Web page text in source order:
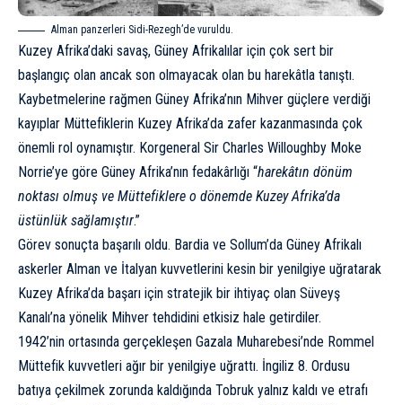
Alman panzerleri Sidi-Rezegh’de vuruldu.
Kuzey Afrika’daki savaş, Güney Afrikalılar için çok sert bir
başlangıç olan ancak son olmayacak olan bu harekâtla tanıştı.
Kaybetmelerine rağmen Güney Afrika’nın Mihver güçlere verdiği
kayıplar Müttefiklerin Kuzey Afrika’da zafer kazanmasında çok
önemli rol oynamıştır. Korgeneral Sir Charles Willoughby Moke
Norrie’ye göre Güney Afrika’nın fedakârlığı “harekâtın dönüm
noktası olmuş ve Müttefiklere o dönemde Kuzey Afrika’da
üstünlük sağlamıştır.”
Görev sonuçta başarılı oldu. Bardia ve Sollum’da Güney Afrikalı
askerler Alman ve İtalyan kuvvetlerini kesin bir yenilgiye uğratarak
Kuzey Afrika’da başarı için stratejik bir ihtiyaç olan Süveyş
Kanalı’na yönelik Mihver tehdidini etkisiz hale getirdiler.
1942’nin ortasında gerçekleşen Gazala Muharebesi’nde Rommel
Müttefik kuvvetleri ağır bir yenilgiye uğrattı. İngiliz 8. Ordusu
batıya çekilmek zorunda kaldığında Tobruk yalnız kaldı ve etrafı